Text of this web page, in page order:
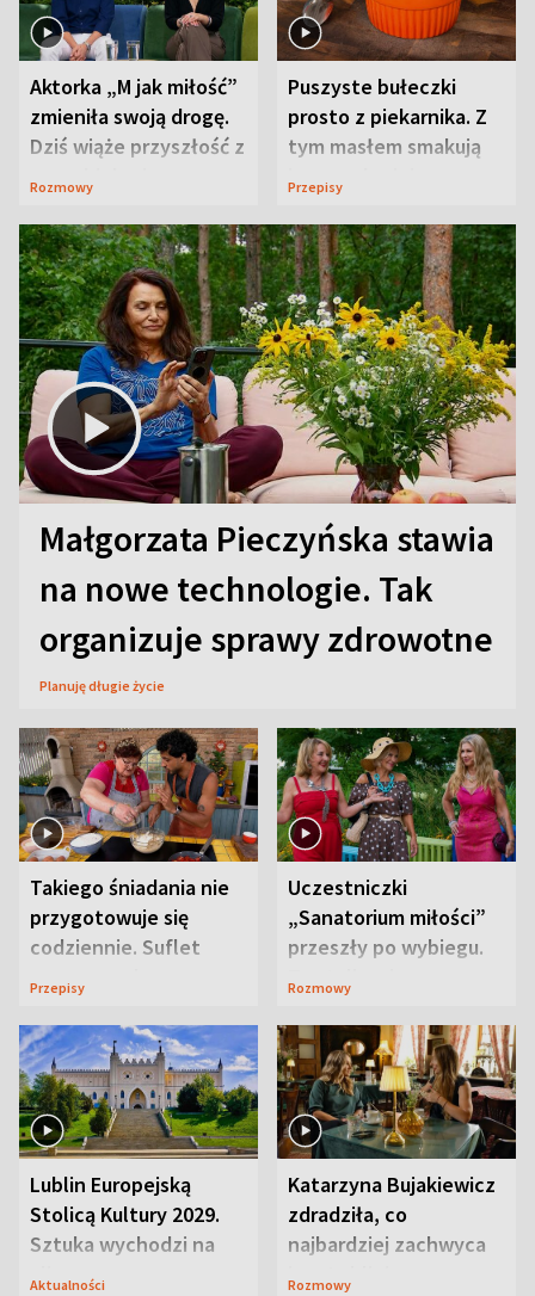
Aktorka „M jak miłość”
zmieniła swoją drogę.
Dziś wiąże przyszłość z
neurobiologią
Rozmowy
Puszyste bułeczki
prosto z piekarnika. Z
tym masłem smakują
jeszcze lepiej
Przepisy
Małgorzata Pieczyńska stawia
na nowe technologie. Tak
organizuje sprawy zdrowotne
Planuję długie życie
Takiego śniadania nie
przygotowuje się
codziennie. Suflet
serowy zachwyca
Przepisy
Uczestniczki
„Sanatorium miłości”
przeszły po wybiegu.
Te stylizacje
Rozmowy
Lublin Europejską
Stolicą Kultury 2029.
Sztuka wychodzi na
ulice
Aktualności
Katarzyna Bujakiewicz
zdradziła, co
najbardziej zachwyca
ją w Lublinie
Rozmowy